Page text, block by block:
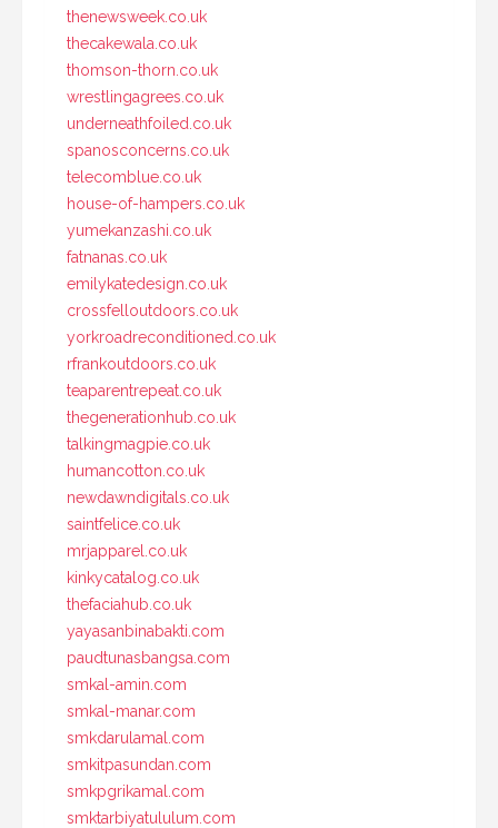
thenewsweek.co.uk
thecakewala.co.uk
thomson-thorn.co.uk
wrestlingagrees.co.uk
underneathfoiled.co.uk
spanosconcerns.co.uk
telecomblue.co.uk
house-of-hampers.co.uk
yumekanzashi.co.uk
fatnanas.co.uk
emilykatedesign.co.uk
crossfelloutdoors.co.uk
yorkroadreconditioned.co.uk
rfrankoutdoors.co.uk
teaparentrepeat.co.uk
thegenerationhub.co.uk
talkingmagpie.co.uk
humancotton.co.uk
newdawndigitals.co.uk
saintfelice.co.uk
mrjapparel.co.uk
kinkycatalog.co.uk
thefaciahub.co.uk
yayasanbinabakti.com
paudtunasbangsa.com
smkal-amin.com
smkal-manar.com
smkdarulamal.com
smkitpasundan.com
smkpgrikamal.com
smktarbiyatululum.com